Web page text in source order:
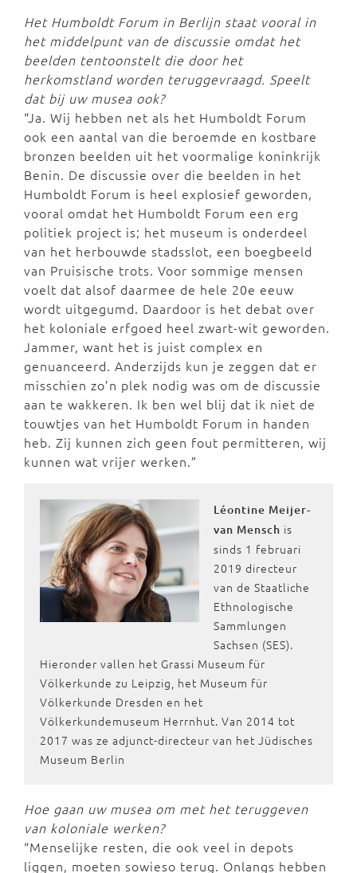
Het Humboldt Forum in Berlijn staat vooral in
het middelpunt van de discussie omdat het
beelden tentoonstelt die door het
herkomstland worden teruggevraagd. Speelt
dat bij uw musea ook?
“Ja. Wij hebben net als het Humboldt Forum
ook een aantal van die beroemde en kostbare
bronzen beelden uit het voormalige koninkrijk
Benin. De discussie over die beelden in het
Humboldt Forum is heel explosief geworden,
vooral omdat het Humboldt Forum een erg
politiek project is; het museum is onderdeel
van het herbouwde stadsslot, een boegbeeld
van Pruisische trots. Voor sommige mensen
voelt dat alsof daarmee de hele 20e eeuw
wordt uitgegumd. Daardoor is het debat over
het koloniale erfgoed heel zwart-wit geworden.
Jammer, want het is juist complex en
genuanceerd. Anderzijds kun je zeggen dat er
misschien zo’n plek nodig was om de discussie
aan te wakkeren. Ik ben wel blij dat ik niet de
touwtjes van het Humboldt Forum in handen
heb. Zij kunnen zich geen fout permitteren, wij
kunnen wat vrijer werken.”
Léontine Meijer-
van Mensch is
sinds 1 februari
2019 directeur
van de Staatliche
Ethnologische
Sammlungen
Sachsen (SES).
Hieronder vallen het Grassi Museum für
Völkerkunde zu Leipzig, het Museum für
Völkerkunde Dresden en het
Völkerkundemuseum Herrnhut. Van 2014 tot
2017 was ze adjunct-directeur van het Jüdisches
Museum Berlin
Hoe gaan uw musea om met het teruggeven
van koloniale werken?
“Menselijke resten, die ook veel in depots
liggen, moeten sowieso terug. Onlangs hebben